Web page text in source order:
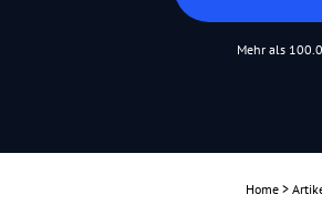
Mehr als
Home >